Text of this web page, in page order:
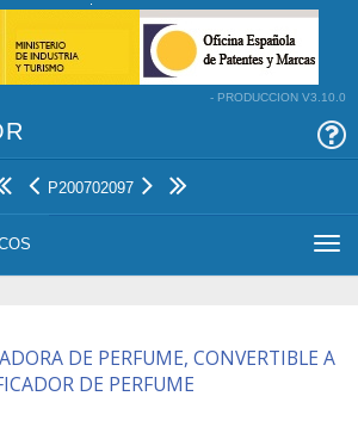
- PRODUCCION V3.10.0
P200702097
DE PERFUME, CONVERTIBLE A
DE PERFUME